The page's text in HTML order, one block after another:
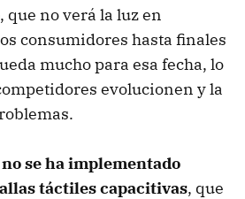
, que no verá la luz en
consumidores hasta finales
mucho para esa fecha, lo
evolucionen y la
no se ha implementado
táctiles capacitivas, que